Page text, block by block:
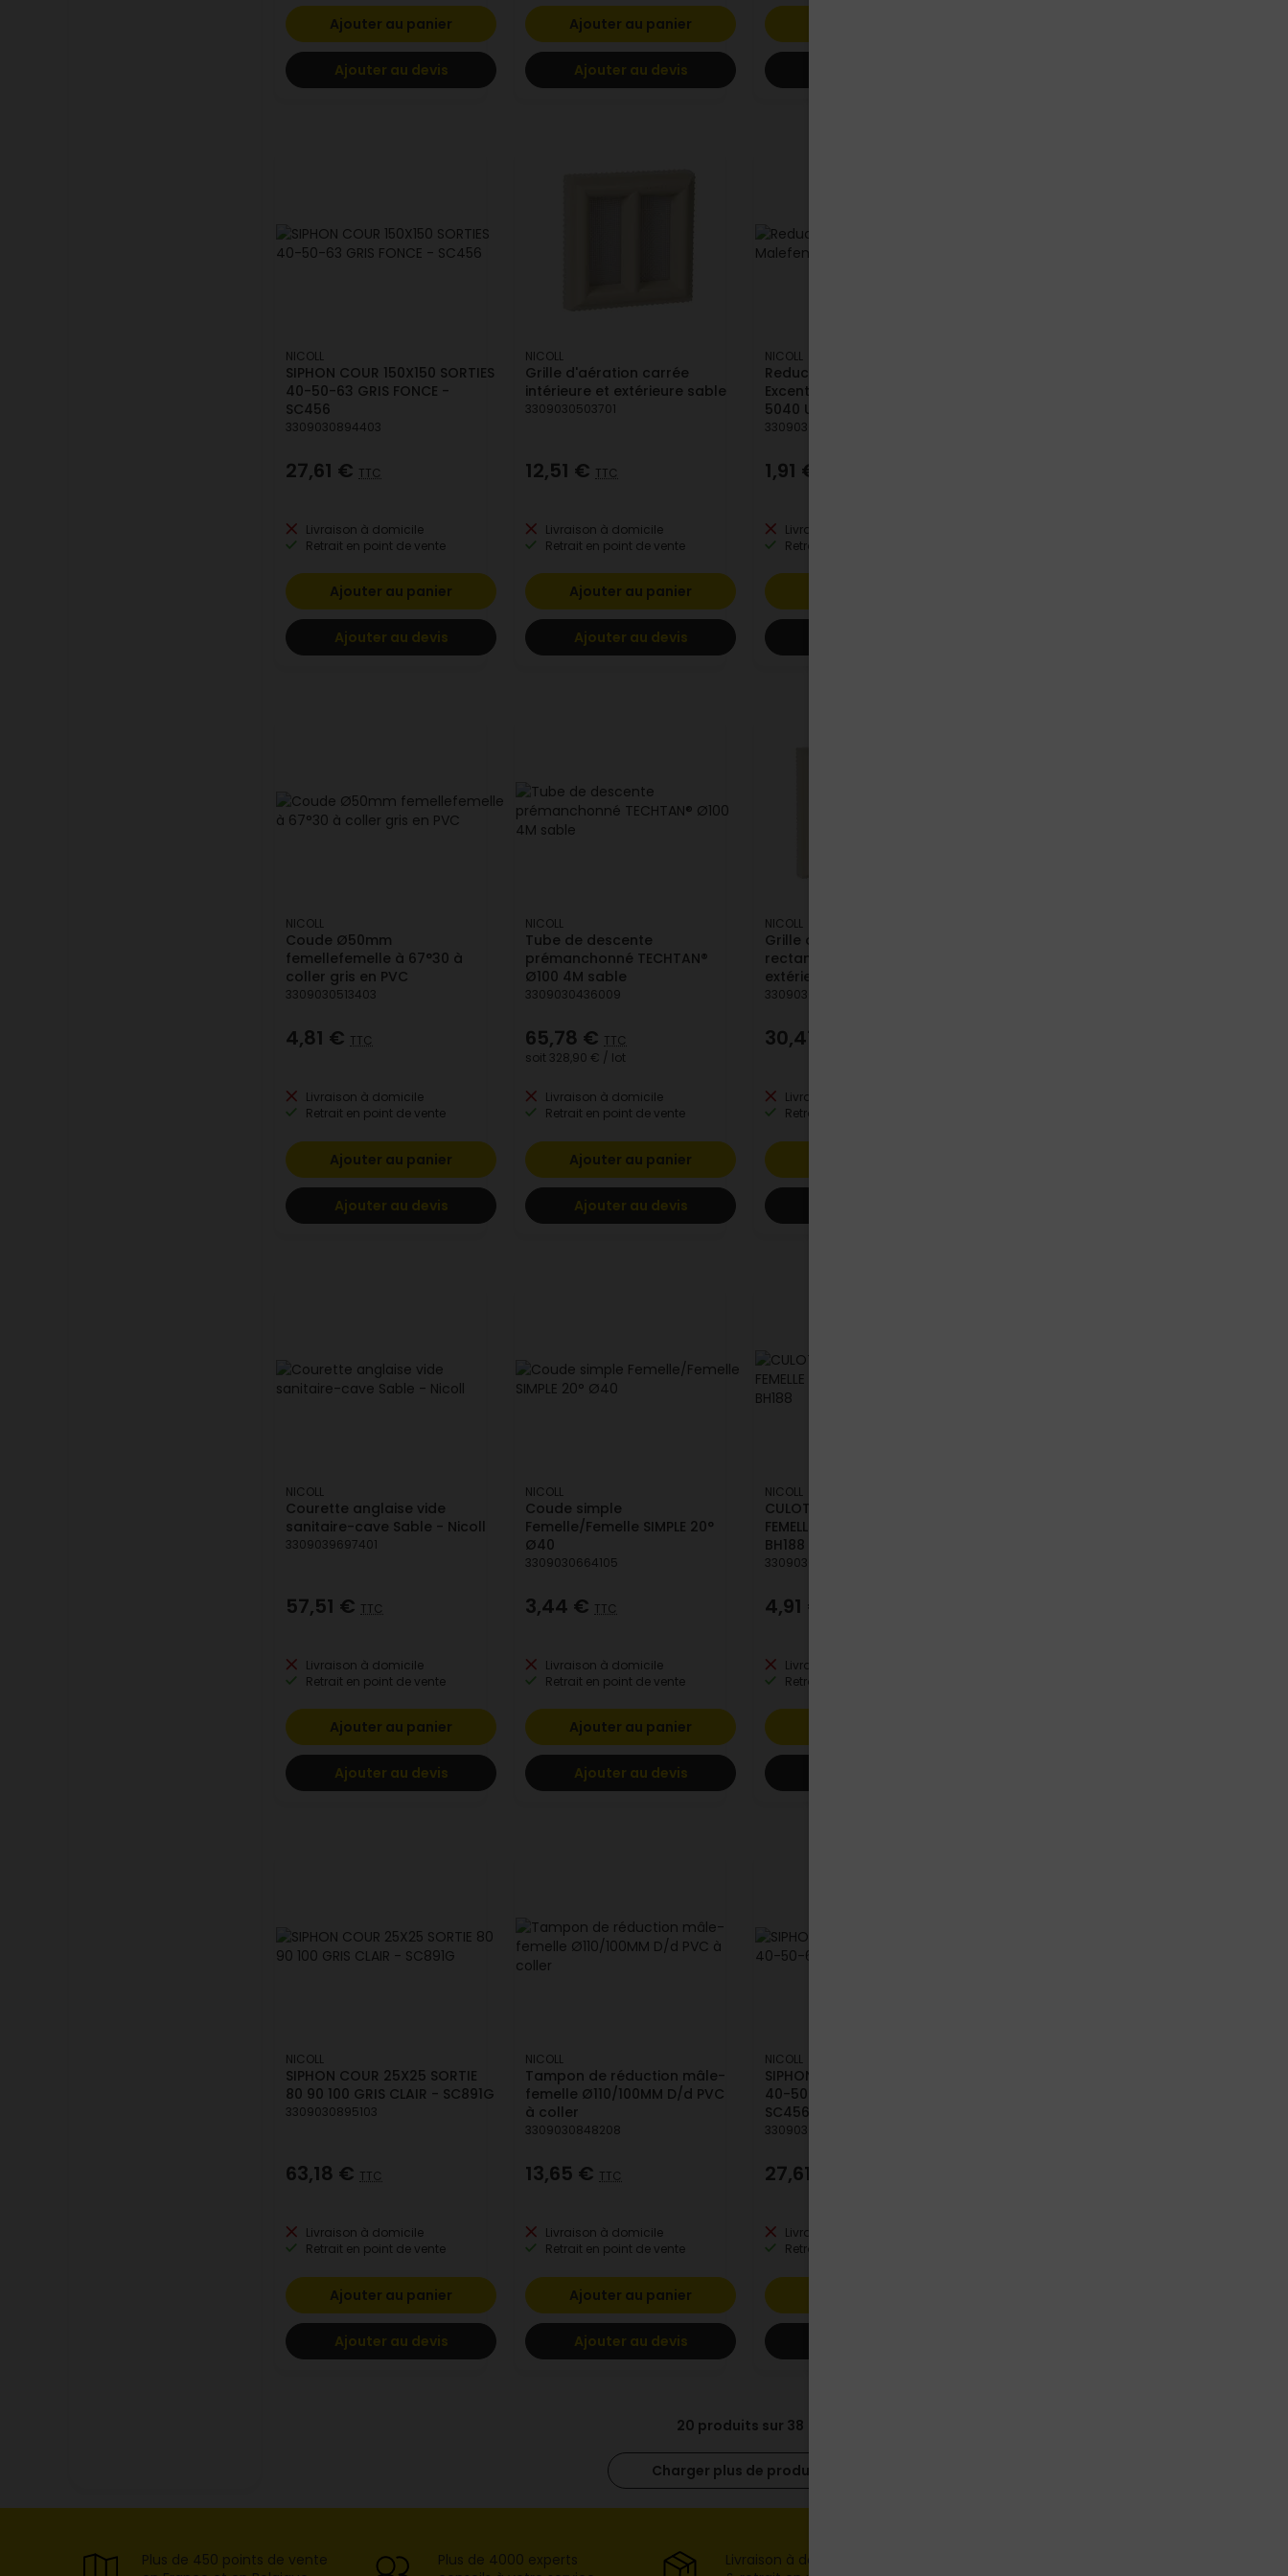
Ajouter au panier
Ajouter au devis
Ajouter au panier
Ajouter au devis
NICOLL
SIPHON COUR 150X150 SORTIES
40-50-63 GRIS FONCE -
SC456
3309030894403
27,61 € TTC
Livraison à domicile
Retrait en point de vente
Ajouter au panier
Ajouter au devis
NICOLL
Grille d'aération carrée
intérieure et extérieure sable
3309030503701
12,51 € TTC
Livraison à domicile
Retrait en point de vente
Ajouter au panier
Ajouter au devis
NICOLL
Reduction Exterieure
Excentree Malefemelle Ø
5040 UIJ1
3309030515001
1,91 €
Livraison à domicile
Retrait en point de vente
NICOLL
Coude Ø50mm
femellefemelle à 67°30 à
coller gris en PVC
3309030513403
4,81 € TTC
Livraison à domicile
Retrait en point de vente
Ajouter au panier
Ajouter au devis
NICOLL
Tube de descente
prémanchonné TECHTAN®
Ø100 4M sable
3309030436009
65,78 € TTC
soit 328,90 € / lot
Livraison à domicile
Retrait en point de vente
Ajouter au panier
Ajouter au devis
NICOLL
Grille d'aération
rectangulaire intérieure et
extérieure
3309030666901
30,47 €
Livraison à domicile
Retrait en point de vente
NICOLL
Courette anglaise vide
sanitaire-cave Sable - Nicoll
3309039697401
57,51 € TTC
Livraison à domicile
Retrait en point de vente
Ajouter au panier
Ajouter au devis
NICOLL
Coude simple
Femelle/Femelle SIMPLE 20°
Ø40
3309030664105
3,44 € TTC
Livraison à domicile
Retrait en point de vente
Ajouter au panier
Ajouter au devis
NICOLL
CULOTTE SIMPLE FEMELLE-
FEMELLE 87°30 DIAMETRE 40 -
BH188
3309030147806
4,91 €
Livraison à domicile
Retrait en point de vente
NICOLL
SIPHON COUR 25X25 SORTIE
80 90 100 GRIS CLAIR - SC891G
3309030895103
63,18 € TTC
Livraison à domicile
Retrait en point de vente
Ajouter au panier
Ajouter au devis
NICOLL
Tampon de réduction mâle-
femelle Ø110/100MM D/d PVC
à coller
3309030848208
13,65 € TTC
Livraison à domicile
Retrait en point de vente
Ajouter au panier
Ajouter au devis
NICOLL
SIPHON COUR 150X150 SORTIES
40-50-63 GRIS CLAIRE -
SC456G
3309030894502
27,61 €
Livraison à domicile
Retrait en point de vente
20 produits sur 38
Charger plus de produits
Plus de 450 points de vente
Plus de 4000 experts
Livraison à domicile